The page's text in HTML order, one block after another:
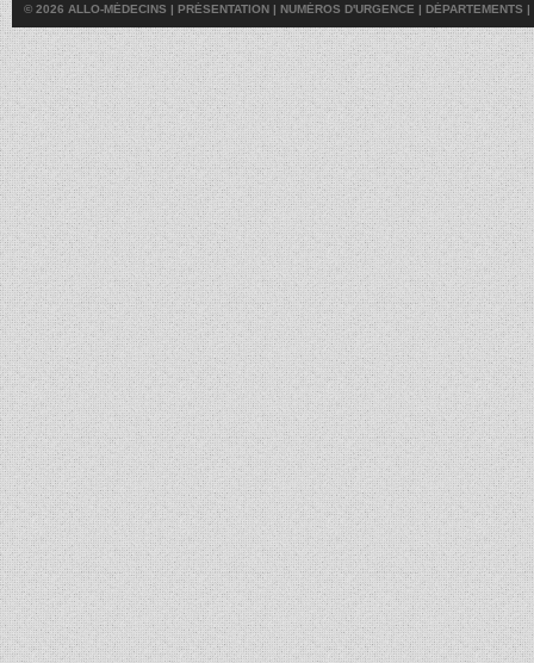
© 2026 ALLO-MÉDECINS | PRÉSENTATION | NUMÉROS D'URGENCE | DÉPARTEMENTS |